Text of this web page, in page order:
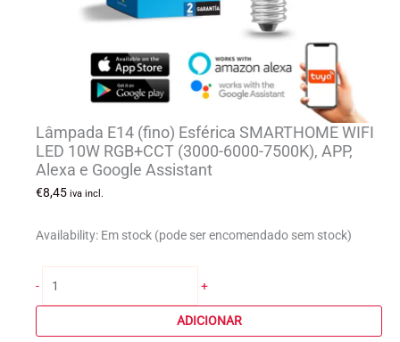
Lâmpada E14 (fino) Esférica SMARTHOME WIFI
LED 10W RGB+CCT (3000-6000-7500K), APP,
Alexa e Google Assistant
€8,45 iva incl.
Availability: Em stock (pode ser encomendado sem stock)
-
E14
+
ADICIONAR